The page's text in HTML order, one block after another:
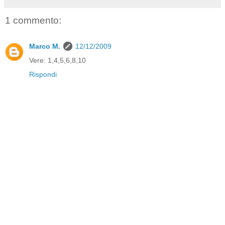
1 commento:
Marco M.
12/12/2009
Vere: 1,4,5,6,8,10
Rispondi